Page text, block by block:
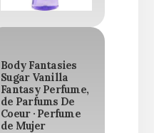
Body Fantasies
Sugar Vanilla
Fantasy Perfume,
de Parfums De
Coeur · Perfume
de Mujer